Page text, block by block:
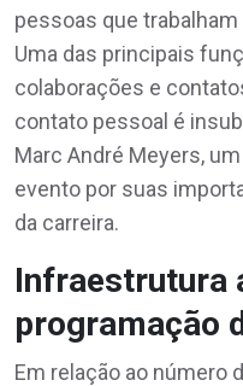
pessoas que
Uma das principais
colaborações e
contato pessoal é
Marc André Meyers,
evento por suas
da carreira.
Infraestrutura
programação
Em relação ao número